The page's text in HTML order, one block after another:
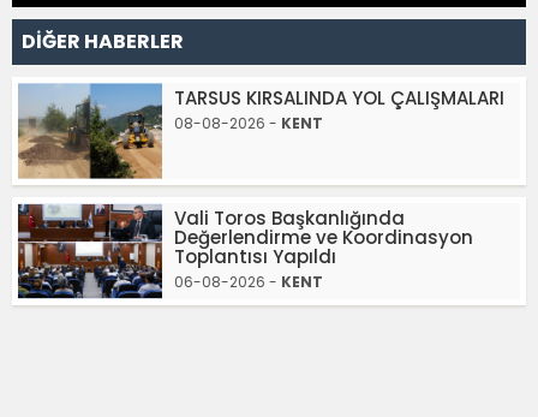
DİĞER HABERLER
TARSUS KIRSALINDA YOL ÇALIŞMALARI
08-08-2026 - KENT
Vali Toros Başkanlığında
Değerlendirme ve Koordinasyon
Toplantısı Yapıldı
06-08-2026 - KENT